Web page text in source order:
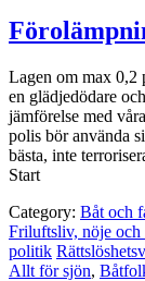
Lagen om max 0,2
en glädjedödare
jämförelse med
polis bör använda
bästa, inte
Start
Category: Båt och
Friluftsliv, nöje och
politik
Allt för sjön,